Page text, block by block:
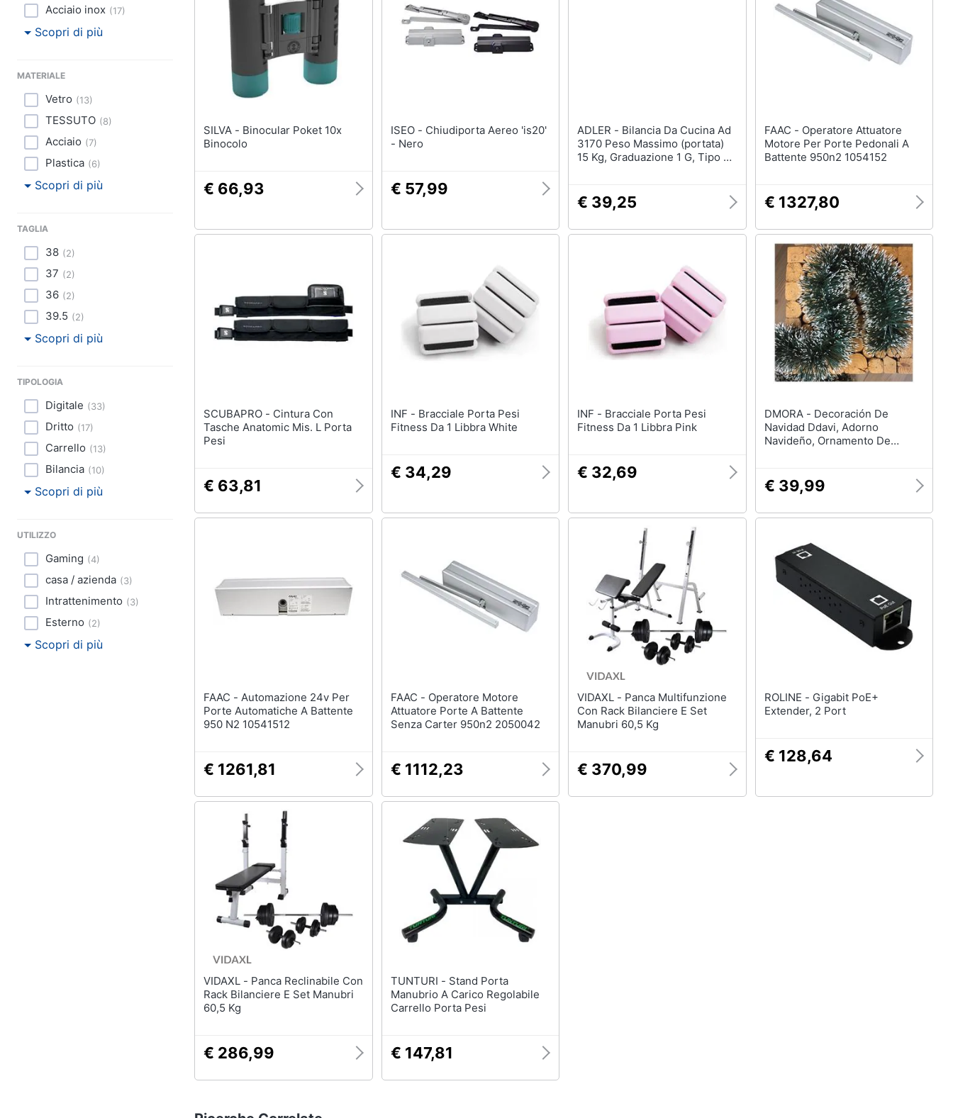
Acciaio inox (17)
Scopri di più
MATERIALE
Vetro (13)
TESSUTO (8)
Acciaio (7)
Plastica (6)
Scopri di più
TAGLIA
38 (2)
37 (2)
36 (2)
39.5 (2)
Scopri di più
TIPOLOGIA
Digitale (33)
Dritto (17)
Carrello (13)
Bilancia (10)
Scopri di più
UTILIZZO
Gaming (4)
casa / azienda (3)
Intrattenimento (3)
Esterno (2)
Scopri di più
SILVA - Binocular Poket 10x
Binocolo
€ 66,93
ISEO - Chiudiporta Aereo 'is20'
- Nero
€ 57,99
ADLER - Bilancia Da Cucina Ad
3170 Peso Massimo (portata)
15 Kg, Graduazione 1 G, Tipo Di
€ 39,25
FAAC - Operatore Attuatore
Motore Per Porte Pedonali A
Battente 950n2 1054152
€ 1327,80
SCUBAPRO - Cintura Con
Tasche Anatomic Mis. L Porta
Pesi
€ 63,81
INF - Bracciale Porta Pesi
Fitness Da 1 Libbra White
€ 34,29
INF - Bracciale Porta Pesi
Fitness Da 1 Libbra Pink
€ 32,69
DMORA - Decoración De
Navidad Ddavi, Adorno
Navideño, Ornamento De
Verde Y Blanco
€ 39,99
FAAC - Automazione 24v Per
Porte Automatiche A Battente
950 N2 10541512
€ 1261,81
FAAC - Operatore Motore
Attuatore Porte A Battente
Senza Carter 950n2 2050042
€ 1112,23
VIDAXL - Panca Multifunzione
Con Rack Bilanciere E Set
Manubri 60,5 Kg
€ 370,99
ROLINE - Gigabit PoE+
Extender, 2 Port
€ 128,64
VIDAXL - Panca Reclinabile Con
Rack Bilanciere E Set Manubri
60,5 Kg
€ 286,99
TUNTURI - Stand Porta
Manubrio A Carico Regolabile
Carrello Porta Pesi
€ 147,81